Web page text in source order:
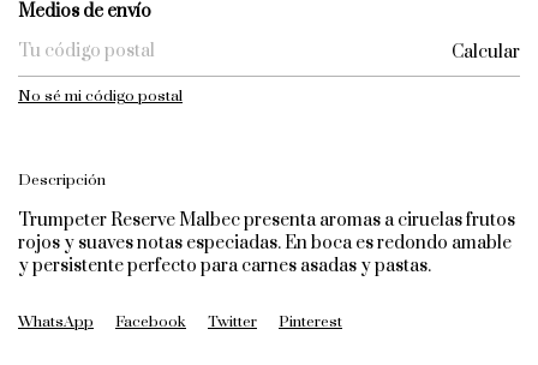
Entregas para el CP:
Medios de envío
Calcular
No sé mi código postal
Descripción
Trumpeter Reserve Malbec presenta aromas a ciruelas frutos
rojos y suaves notas especiadas. En boca es redondo amable
y persistente perfecto para carnes asadas y pastas.
WhatsApp Facebook Twitter Pinterest